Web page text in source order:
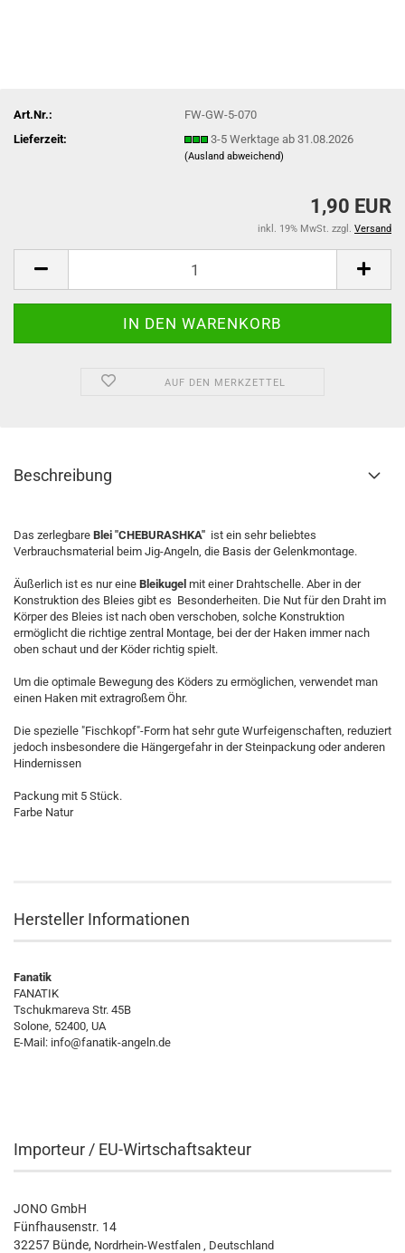
Art.Nr.:
FW-GW-5-070
Lieferzeit:
3-5 Werktage ab 31.08.2026
(Ausland abweichend)
1,90 EUR
inkl. 19% MwSt. zzgl. Versand
AUF DEN MERKZETTEL
Beschreibung
Das zerlegbare Blei "CHEBURASHKA" ist ein sehr beliebtes
Verbrauchsmaterial beim Jig-Angeln, die Basis der Gelenkmontage.
Äußerlich ist es nur eine Bleikugel mit einer Drahtschelle. Aber in der
Konstruktion des Bleies gibt es Besonderheiten. Die Nut für den Draht im
Körper des Bleies ist nach oben verschoben, solche Konstruktion
ermöglicht die richtige zentral Montage, bei der der Haken immer nach
oben schaut und der Köder richtig spielt.
Um die optimale Bewegung des Köders zu ermöglichen, verwendet man
einen Haken mit extragroßem Öhr.
Die spezielle "Fischkopf"-Form hat sehr gute Wurfeigenschaften, reduziert
jedoch insbesondere die Hängergefahr in der Steinpackung oder anderen
Hindernissen
Packung mit 5 Stück.
Farbe Natur
Hersteller Informationen
Fanatik
FANATIK
Tschukmareva Str. 45B
Solone, 52400, UA
E-Mail: info@fanatik-angeln.de
Importeur / EU-Wirtschaftsakteur
JONO GmbH
Fünfhausenstr. 14
32257 Bünde, Nordrhein-Westfalen , Deutschland